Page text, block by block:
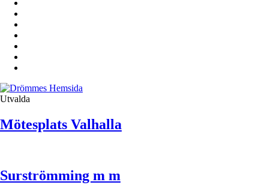
Aktuellt
Utvalda
Mötesplats Valhalla
Surströmming m m